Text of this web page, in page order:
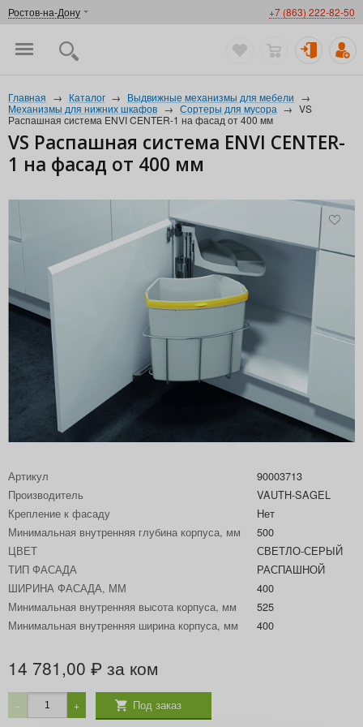
Ростов-на-Дону +7 (863) 222-82-50
Главная → Каталог → Выдвижные механизмы для мебели →
Механизмы для нижних шкафов → Сортеры для мусора → VS
Распашная система ENVI CENTER-1 на фасад от 400 мм
VS Распашная система ENVI CENTER-
1 на фасад от 400 мм
Артикул
90003713
Производитель
VAUTH-SAGEL
Крепление к фасаду
Нет
Минимальная внутренняя глубина корпуса, мм
500
ЦВЕТ
СВЕТЛО-СЕРЫЙ
ТИП ФАСАДА
РАСПАШНОЙ
ШИРИНА ФАСАДА, ММ
400
Минимальная внутренняя высота корпуса, мм
525
Минимальная внутренняя ширина корпуса, мм
400
14 781,00 ₽ за ком
− + Под заказ